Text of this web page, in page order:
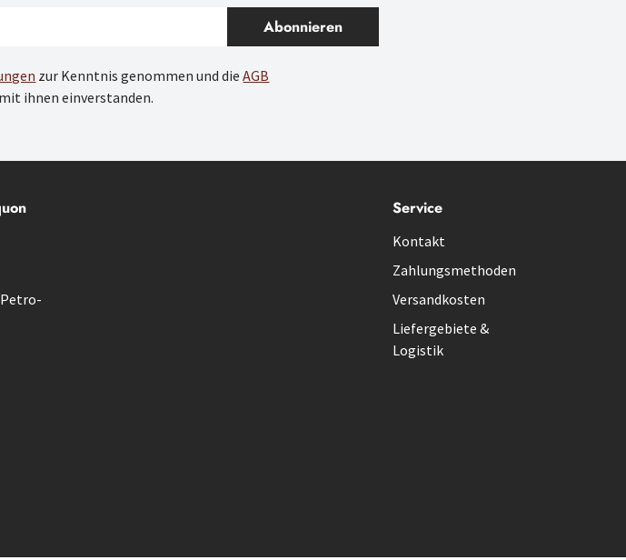
Abonnieren
zur Kenntnis genommen und dieAGB
ihnen einverstanden.
Service
Kontakt
Zahlungsmethoden
Versandkosten
Liefergebiete &
Logistik